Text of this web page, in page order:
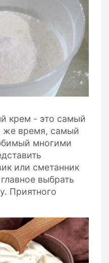
крем - это самый
же время, самый
многими
или сметанник
выбрать
Приятного